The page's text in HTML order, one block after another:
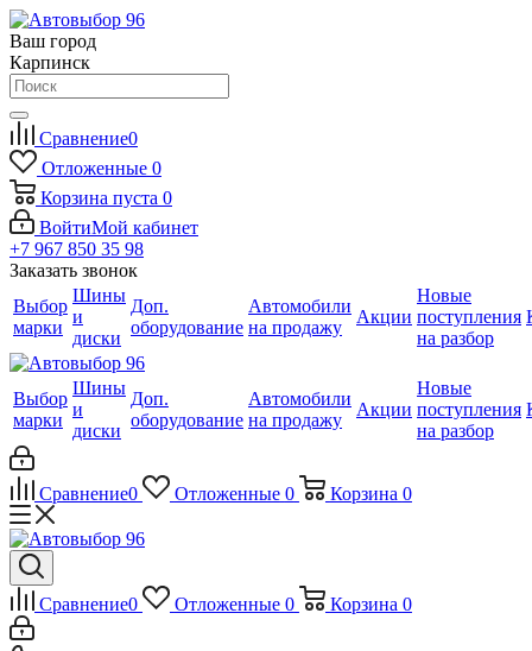
Ваш город
Карпинск
Сравнение0
Отложенные 0
Корзина пуста 0
ВойтиМой кабинет
+7 967 850 35 98
Заказать звонок
Выбор
марки
Шины
и
диски
Доп.
оборудование
Автомобили
на продажу
Акции
Новые
поступления
на разбор
Выбор
марки
Шины
и
диски
Доп.
оборудование
Автомобили
на продажу
Акции
Новые
поступления
на разбор
Сравнение0 Отложенные 0 Корзина 0
Сравнение0 Отложенные 0 Корзина 0